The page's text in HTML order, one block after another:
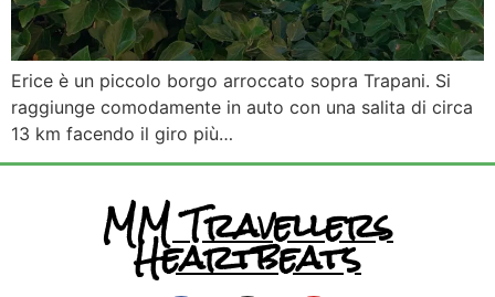
Erice è un piccolo borgo arroccato sopra Trapani. Si
raggiunge comodamente in auto con una salita di circa
13 km facendo il giro più…
MM Travellers
Heartbeats